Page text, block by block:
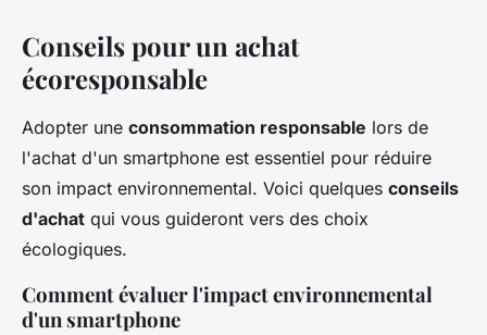
Conseils pour un achat
écoresponsable
Adopter une consommation responsable lors de
l'achat d'un smartphone est essentiel pour réduire
son impact environnemental. Voici quelques conseils
d'achat qui vous guideront vers des choix
écologiques.
Comment évaluer l'impact environnemental
d'un smartphone